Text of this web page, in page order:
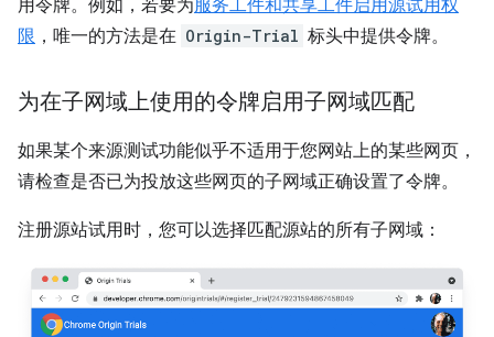
用令牌。例如，若要为服务工件和共享工件启用源试用权
限 ，唯一的方法是在 Origin-Trial 标头中提供令牌。
为在子网域上使用的令牌启用子网域匹配
如果某个来源测试功能似乎不适用于您网站上的某些网页，
请检查是否已为投放这些网页的子网域正确设置了令牌。
注册源站试用时，您可以选择匹配源站的所有子网域：